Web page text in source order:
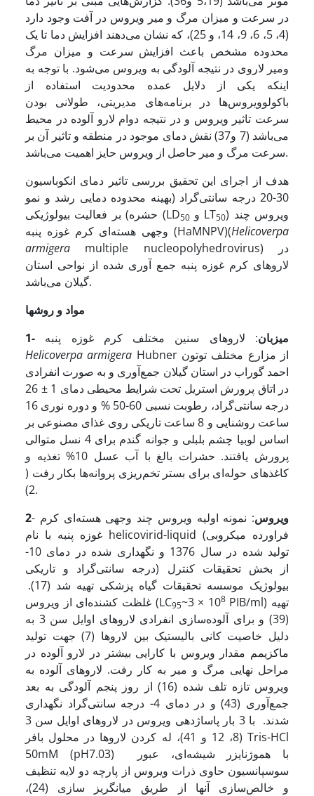
در سرعت و میزان مرگ و میر ویروس در آفت وجود دارد
(4، 5، 6، 9، 14، و 25)، که نشان می‌دهند افزایش دما تا یک
محدوده مشخص باعث افزایش سرعت و میزان مرگ
ومیر لاروی در نتیجه آلودگی به ویروس می‌شود. با توجه به
اینکه یکی از دلایل عمده محدودیت استفاده از
باکولوویروس‌ها در برنامه‌های مدیریتی، طولانی بودن
سرعت تاثیر ویروس و در نتیجه دوام لارو آلوده در محیط
می‌باشد (7 و37) نقش دمای موجود در منطقه و تاثیر آن بر
سرعت مرگ و میر حاصل از ویروس حایز اهمیت می‌باشد.
هدف از اجرای این تحقیق بررسی تاثیر دمای انکوباسیون
30-20 درجه سانتی‌گراد (بهینه محدوده دمایی رشد و نمو
حشره) بر فعالیت بیولوژیکی (LD50 و LT50) ویروس چند
وجهی هسته‌ای کرم غوزه پنبه (HaMNPV)(Helicoverpa
armigera multiple nucleopolyhedrovirus) در
لاروهای کرم غوزه پنبه جمع آوری شده از نواحی استان
گیلان می‌باشد.
مواد و روشها
1- میزبان: لاروهای سنین مختلف کرم غوزه پنبه
Helicoverpa armigera Hubner از مزارع مختلف توتون
احمد گوراب در استان گیلان جمع‌آوری و به صورت انفرادی
در اتاق پرورش استریل تحت شرایط محیطی دمای 1 ± 26
درجه سانتی‌گراد، رطوبت نسبی 60-50 % و دوره نوری 16
ساعت روشنایی و 8 ساعت تاریکی روی غذای مصنوعی بر
اساس لوبیا چشم بلبلی و جوانه گندم برای 4 نسل متوالی
پرورش یافتند. حشرات بالغ با آب عسل 10% تغذیه و
کاغذهای حوله‌ای برای بستر تخم‌ریزی پروانه‌ها بکار رفت (
2).
2- ویروس: نمونه اولیه ویروس چند وجهی هسته‌ای کرم
غوزه پنبه با نام helicovirid-liquid (فراورده میکروبی
تولید شده در سال 1376 و نگهداری شده در دمای 10-
درجه سانتی‌گراد و تاریکی) از بخش تحقیقات کنترل
بیولوژیک موسسه تحقیقات گیاه پزشکی تهیه شد (17).
غلظت کشنده‌ای از ویروس (LC95~3 × 108PIB/ml) تهیه
(39) و برای آلوده‌سازی انفرادی لاروهای اوایل سن 3 به
دلیل خاصیت کانی بالیستیک بین لاروها (7) جهت تولید
ماکزیمم مقدار ویروس با کارایی بیشتر در لارو آلوده در
مراحل نهایی مرگ و میر به کار رفت. لاروهای آلوده به
ویروس تازه تلف شده (16) از روز پنجم آلودگی به بعد
جمع‌آوری (43) و در دمای 4- درجه سانتی‌گراد نگهداری
شدند. با 3 بار پاساژدهی ویروس در لاروهای اوایل سن 3
(8، 12 و 41)، له کردن لاروها در محلول بافر Tris-HCl
50mM (pH7.03) با هموژنایزر شیشه‌ای، عبور
سوسپانسیون حاوی ذرات ویروس از پارچه دو لایه تنظیف
و خالص‌سازی آنها از طریق میانگریز سازی (24)،